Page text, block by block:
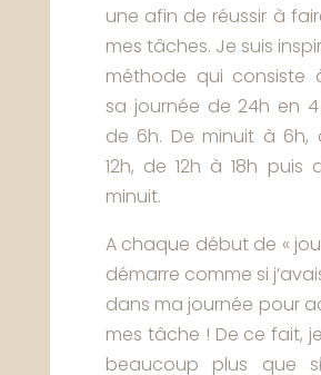
une afin de réussir à
mes tâches. Je suis
méthode qui consiste
sa journée de 24h en
de 6h. De minuit à 6h,
12h, de 12h à 18h puis
minuit.
A chaque début de «
démarre comme si
dans ma journée pour
mes tâche ! De ce fait,
beaucoup plus que